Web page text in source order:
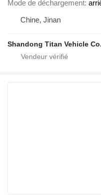
Mode de déchargement
Chine, Jinan
Shandong Titan Vehicle